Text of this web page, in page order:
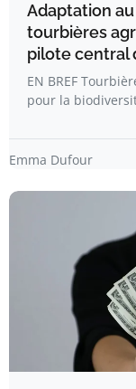
Adaptation
tourbières
pilote central
EN BREF
pour la
Emma Dufour